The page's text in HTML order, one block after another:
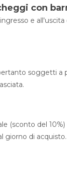
con
e
soggetti a
(sconto del 10%)
giorno di acquisto.